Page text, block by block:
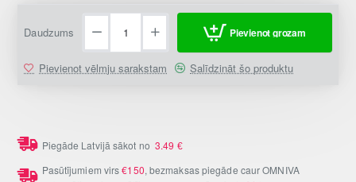
Daudzums Pievienot grozam
Pievienot vēlmju sarakstam Salīdzināt šo produktu
Piegāde Latvijā sākot no3.49 €
Pasūtījumiem virs€150, bezmaksas piegāde caur OMNIVA